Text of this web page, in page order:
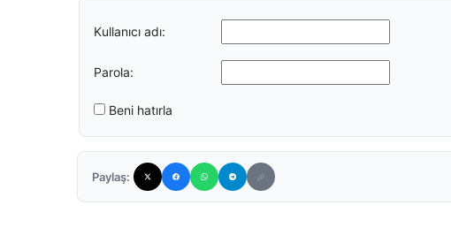
Kullanıcı adı:
Parola:
Beni hatırla
Paylaş: